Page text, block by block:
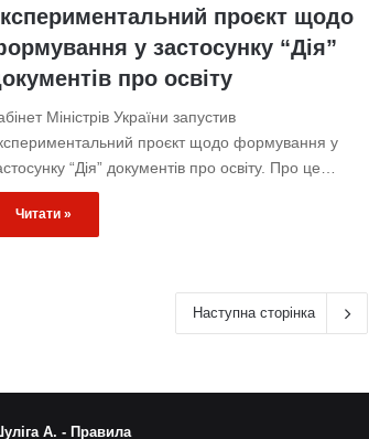
проєкт щодо
у застосунку “Дія”
про освіту
Міністрів України запустив
проєкт щодо формування у
“Дія” документів про освіту. Про це…
Читати »
Наступна сторінка
А. - Правила